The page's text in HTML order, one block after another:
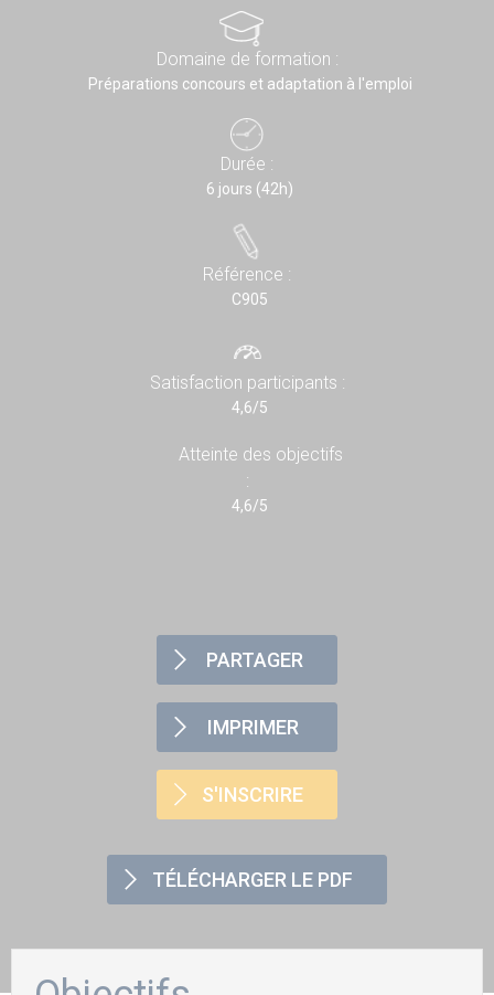
Domaine de formation :
Préparations concours et adaptation à l'emploi
Durée :
6 jours (42h)
Référence :
C905
Satisfaction participants :
4,6/5
Atteinte des objectifs
:
4,6/5
PARTAGER
IMPRIMER
S'INSCRIRE
TÉLÉCHARGER LE PDF